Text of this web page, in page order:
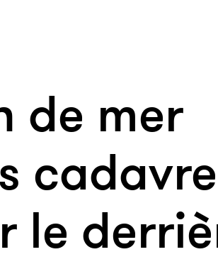
de mer
le